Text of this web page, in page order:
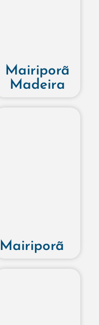
Mairiporã
Madeira
Mairiporã